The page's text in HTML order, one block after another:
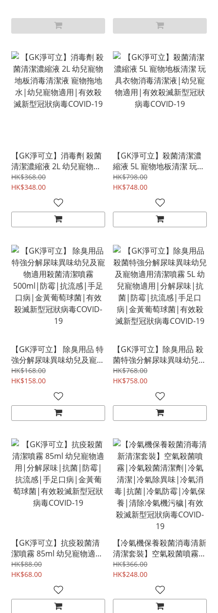
COVID-19
【GK淨可立】消毒劑 殺菌
清潔濃縮液 2L 幼兒寵物地
板消毒清潔液 寵物拖地水|
幼兒寵物適用|有效殺滅新
型冠狀病毒COVID-19
HK$368.00
HK$348.00
【GK淨可立】殺菌清潔濃
縮液 5L 寵物地板清潔 玩具
衣物消毒清潔液|幼兒寵物
適用|有效殺滅新型冠狀病
HK$798.00
HK$748.00
【GK淨可立】 除臭用品 特
強分解尿味異味幼兒及寵物
適用殺菌清潔噴霧 500ml|
防霉|抗流感|手足口病|金
黃葡萄球菌|有效殺滅新型
冠狀病毒COVID-19
HK$168.00
HK$158.00
【GK淨可立】除臭用品 殺
菌特強分解尿味異味幼兒及
寵物適用清潔噴霧 5L 幼兒
寵物適用|分解尿味|抗菌|
防霉|抗流感|手足口病|金
黃葡萄球菌|有效殺滅新型
冠狀病毒COVID-19
HK$768.00
HK$758.00
【GK淨可立】抗疫殺菌清
潔噴霧 85ml 幼兒寵物適
用|分解尿味|抗菌|防霉|
抗流感|手足口病|金黃葡
萄球菌|有效殺滅新型冠狀
病毒COVID-19
HK$88.00
HK$68.00
【冷氣機保養殺菌消毒清新
清潔套裝】空氣殺菌噴霧|
冷氣殺菌清潔劑|冷氣清
潔|冷氣除異味|冷氣消毒|
抗菌|冷氣防霉|冷氣保養|
清除冷氣機污穢|有效殺滅
新型冠狀病毒COVID-19
HK$366.00
HK$248.00